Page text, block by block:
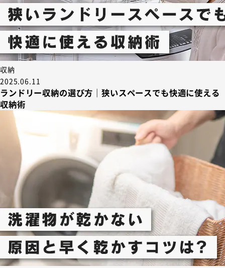
収納
2025.06.11
ランドリー収納の選び方｜狭いスペースでも快適に使える
収納術